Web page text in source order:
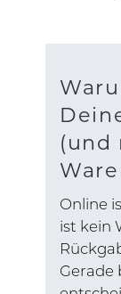
(und
Online
ist kein
Gerade